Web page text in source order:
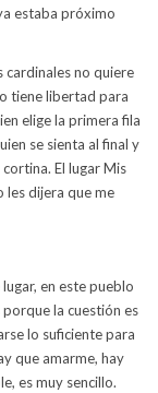
estaba próximo
cardinales no quiere
tiene libertad para
elige la primera fila
se sienta al final y
El lugar Mis
les dijera que me
en este pueblo
la cuestión es
lo suficiente para
que amarme, hay
es muy sencillo.